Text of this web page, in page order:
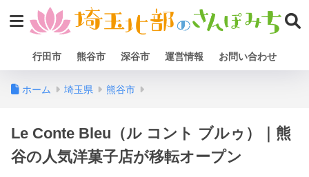
行田市 熊谷市 深谷市 運営情報 お問い合わせ
ホーム 埼玉県 熊谷市
Le Conte Bleu（ル コント ブルゥ）｜熊
谷の人気洋菓子店が移転オープン